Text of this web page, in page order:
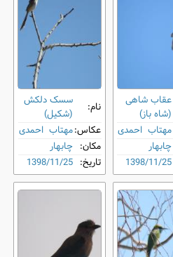
عقاب شاهی
(شاه باز)
مهتاب احمدی
چابهار
1398/11/25
نام:
سسک دلکش
(شکیل)
عکاس:مهتاب احمدی
مکان: چابهار
تاریخ: 1398/11/25